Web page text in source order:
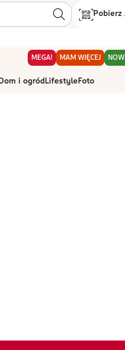
Pobierz
MEGA! MAM WIĘCEJ
Dom i ogród Lifestyle Foto